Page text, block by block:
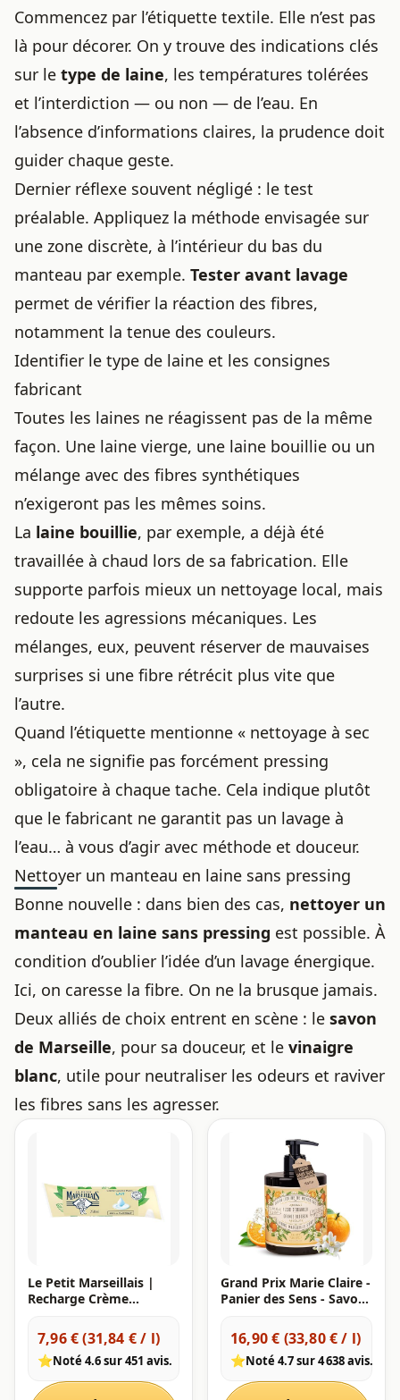
Commencez par l’étiquette textile. Elle n’est pas
là pour décorer. On y trouve des indications clés
sur le type de laine, les températures tolérées
et l’interdiction — ou non — de l’eau. En
l’absence d’informations claires, la prudence doit
guider chaque geste.
Dernier réflexe souvent négligé : le test
préalable. Appliquez la méthode envisagée sur
une zone discrète, à l’intérieur du bas du
manteau par exemple. Tester avant lavage
permet de vérifier la réaction des fibres,
notamment la tenue des couleurs.
Identifier le type de laine et les consignes
fabricant
Toutes les laines ne réagissent pas de la même
façon. Une laine vierge, une laine bouillie ou un
mélange avec des fibres synthétiques
n’exigeront pas les mêmes soins.
La laine bouillie, par exemple, a déjà été
travaillée à chaud lors de sa fabrication. Elle
supporte parfois mieux un nettoyage local, mais
redoute les agressions mécaniques. Les
mélanges, eux, peuvent réserver de mauvaises
surprises si une fibre rétrécit plus vite que
l’autre.
Quand l’étiquette mentionne « nettoyage à sec
», cela ne signifie pas forcément pressing
obligatoire à chaque tache. Cela indique plutôt
que le fabricant ne garantit pas un lavage à
l’eau… à vous d’agir avec méthode et douceur.
Nettoyer un manteau en laine sans pressing
Bonne nouvelle : dans bien des cas, nettoyer un
manteau en laine sans pressing est possible. À
condition d’oublier l’idée d’un lavage énergique.
Ici, on caresse la fibre. On ne la brusque jamais.
Deux alliés de choix entrent en scène : le savon
de Marseille, pour sa douceur, et le vinaigre
blanc, utile pour neutraliser les odeurs et raviver
les fibres sans les agresser.
Le Petit Marseillais |
Recharge Crème
(berlingot de 250 ml) –
Recharge savon liquide
avec 92 % d'ingrédients
d'origine naturelle –
Savon mains au pH
7,96 € (31,84 € / l)
⭐Noté 4.6 sur 451 avis.
Grand Prix Marie Claire -
Panier des Sens - Savon
Fleur d'Oranger - Savon
Liquide Mains - avec
Huile d'Olive et Coco -
96% d'Ingrédients
Naturels - Fabriqué en
16,90 € (33,80 € / l)
⭐Noté 4.7 sur 4 638 avis.